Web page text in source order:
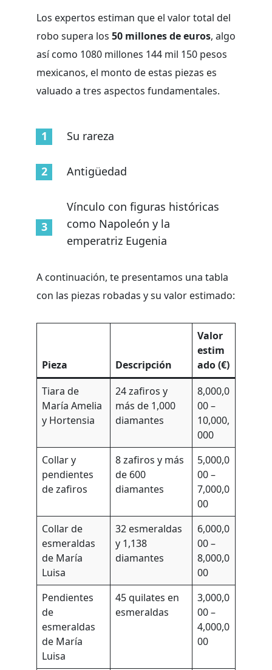
Los expertos estiman que el valor total del
robo supera los 50 millones de euros, algo
así como 1080 millones 144 mil 150 pesos
mexicanos, el monto de estas piezas es
valuado a tres aspectos fundamentales.
Su rareza
Antigüedad
Vínculo con figuras históricas
como Napoleón y la
emperatriz Eugenia
A continuación, te presentamos una tabla
con las piezas robadas y su valor estimado:
Pieza Descripción
Valor
estim
ado (€)
Tiara de
María Amelia
y Hortensia
24 zafiros y
más de 1,000
diamantes
8,000,0
00 –
10,000,
000
Collar y
pendientes
de zafiros
8 zafiros y más
de 600
diamantes
5,000,0
00 –
7,000,0
00
Collar de
esmeraldas
de María
Luisa
32 esmeraldas
y 1,138
diamantes
6,000,0
00 –
8,000,0
00
Pendientes
de
esmeraldas
de María
Luisa
45 quilates en
esmeraldas
3,000,0
00 –
4,000,0
00